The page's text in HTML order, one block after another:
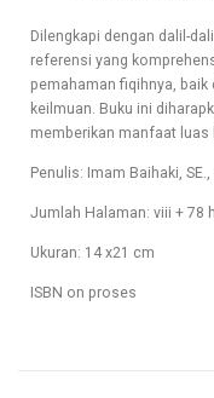
Dilengkapi dengan dalil-
referensi yang
pemahaman fiqihnya, baik
keilmuan. Buku ini
memberikan manfaat luas
Penulis: Imam Baihaki, SE.,
Jumlah Halaman: viii + 78
Ukuran: 14 x21 cm
ISBN on proses